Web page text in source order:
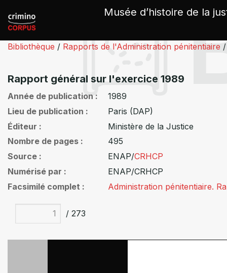
Musée d’histoire de la
Bibliothèque / Rapports de l'Administration pénitentiaire /
Rapport général sur l'exercice 1989
Année de publication
1989
Lieu de publication
Paris (DAP)
Éditeur
Ministère de la Justice
Nombre de pages
495
Source
ENAP/CRHCP
Numérisé par
ENAP/CRHCP
Facsimilé complet
Administration pénitentiaire.
/ 273
Panneau de gestion des cookies